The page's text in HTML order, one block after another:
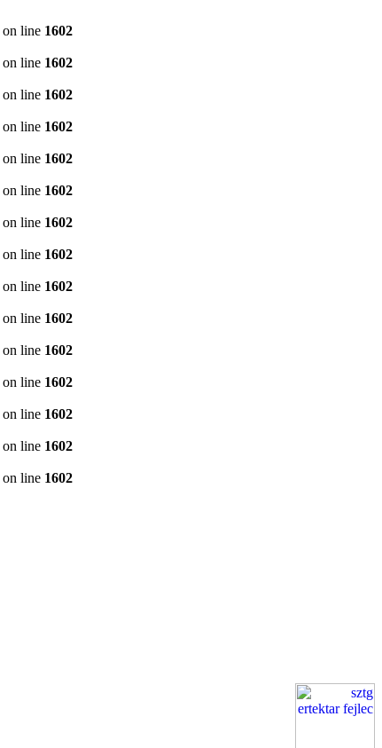
on line 1602
on line 1602
on line 1602
on line 1602
on line 1602
on line 1602
on line 1602
on line 1602
on line 1602
on line 1602
on line 1602
on line 1602
on line 1602
on line 1602
on line 1602